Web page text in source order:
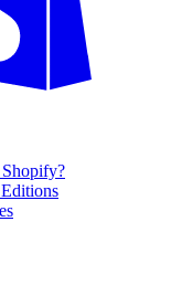
Shopify?